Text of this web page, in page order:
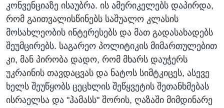
კონვენციაზე ისაუბრა. ის ამერიკელებს დაპირდა,
რომ გაითვალისწინებს საშუალო კლასის
მოსახლეობის ინტერესებს და მათ გადასახადებს
შეუმცირებს. საგარეო პოლიტიკის მიმართულებით
კი, მან პირობა დადო, რომ მხარს დაუჭერს
უკრაინის თავდაცვას და ნატოს სიმტკიცეს, ასევე
ხელს შეუწყობს ცეცხლის შეწყვეტის შეთანხმებას
ისრაელსა და "ჰამასს" შორის, ღაზაში მიმდინარე